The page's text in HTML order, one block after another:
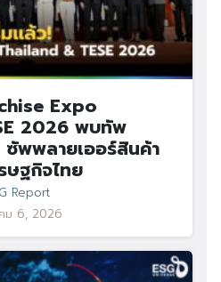
Expo
2026 พบทัพ
พพลายเออร์สินค้า
ษฐกิจไทย
Report
ม 6, 2026